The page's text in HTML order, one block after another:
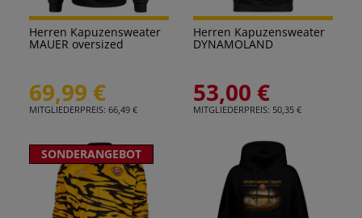
Herren Kapuzensweater
MAUER oversized
69,99 €
MITGLIEDERPREIS: 66,49 €
Herren Kapuzensweater
DYNAMOLAND
53,00 €
MITGLIEDERPREIS: 50,35 €
SONDERANGEBOT